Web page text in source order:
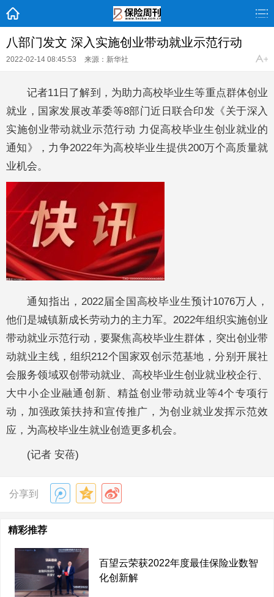
八部门发文 深入实施创业带动就业示范行动
2022-02-14 08:45:53 来源：新华社
记者11日了解到，为助力高校毕业生等重点群体创业
就业，国家发展改革委等8部门近日联合印发《关于深入
实施创业带动就业示范行动 力促高校毕业生创业就业的
通知》，力争2022年为高校毕业生提供200万个高质量就
业机会。
通知指出，2022届全国高校毕业生预计1076万人，
他们是城镇新成长劳动力的主力军。2022年组织实施创业
带动就业示范行动，要聚焦高校毕业生群体，突出创业带
动就业主线，组织212个国家双创示范基地，分别开展社
会服务领域双创带动就业、高校毕业生创业就业校企行、
大中小企业融通创新、精益创业带动就业等4个专项行
动，加强政策扶持和宣传推广，为创业就业发挥示范效
应，为高校毕业生就业创造更多机会。
(记者 安蓓)
分享到
精彩推荐
百望云荣获2022年度最佳保险业数智
化创新解